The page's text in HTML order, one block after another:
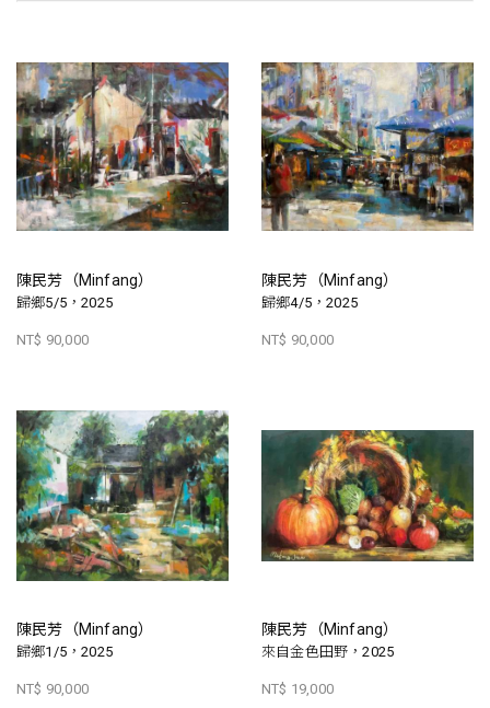
陳民芳（Minfang）
歸鄉5/5，2025
NT$ 90,000
陳民芳（Minfang）
歸鄉4/5，2025
NT$ 90,000
陳民芳（Minfang）
歸鄉1/5，2025
NT$ 90,000
陳民芳（Minfang）
來自金色田野，2025
NT$ 19,000